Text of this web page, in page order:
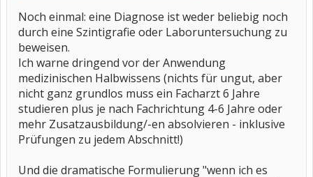
benennen zu können, versuche ich ja schon, durch verschiedene
Untersuchungen Klarheit zu bekommen. Das Szintigramm war
eine davon, jetzt muss ich meinen Hausarzt mal noch wegen dem
Blut überreden (auch wenn es keine 100%ige Aussagekraft hat)
und dann halt nochmal zum Orthopäden / Chirurgen
Noch einmal: eine Diagnose ist weder beliebig noch
durch eine Szintigrafie oder Laboruntersuchung zu
beweisen.
Ich warne dringend vor der Anwendung
medizinischen Halbwissens (nichts für ungut, aber
nicht ganz grundlos muss ein Facharzt 6 Jahre
studieren plus je nach Fachrichtung 4-6 Jahre oder
mehr Zusatzausbildung/-en absolvieren - inklusive
Prüfungen zu jedem Abschnitt!)
Und die dramatische Formulierung "wenn ich es